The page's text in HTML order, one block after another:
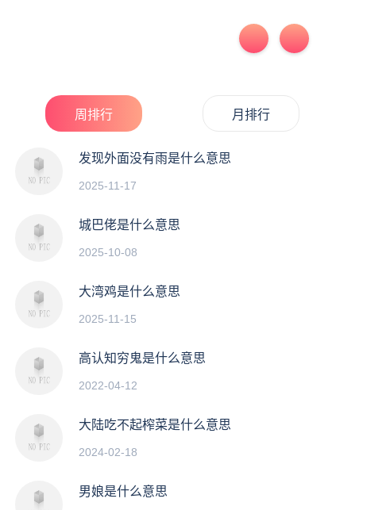
周排行 月排行
发现外面没有雨是什么意思
2025-11-17
城巴佬是什么意思
2025-10-08
大湾鸡是什么意思
2025-11-15
高认知穷鬼是什么意思
2022-04-12
大陆吃不起榨菜是什么意思
2024-02-18
男娘是什么意思